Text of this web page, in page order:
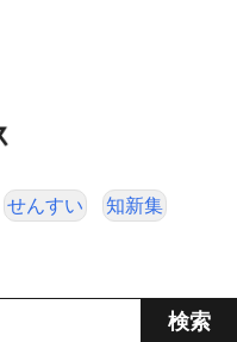
せんすい 知新集